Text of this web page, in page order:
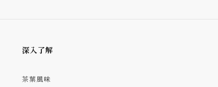
深入了解
茶葉風味